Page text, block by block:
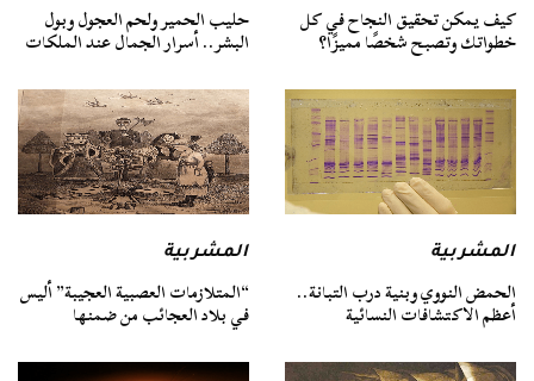
كيف يمكن تحقيق النجاح في كل
خطواتك وتصبح شخصًا مميزًا؟
حليب الحمير ولحم العجول وبول
البشر.. أسرار الجمال عند الملكات
المشربية
الحمض النووي وبنية درب التبانة..
أعظم الاكتشافات النسائية
المشربية
“المتلازمات العصبية العجيبة” أليس
في بلاد العجائب من ضمنها